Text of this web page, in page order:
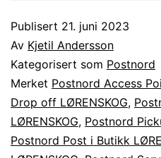
Publisert 21. juni 2023
Av Kjetil Andersson
Kategorisert som Postnord
Merket Postnord Access
Drop off LØRENSKOG,
LØRENSKOG, Postnord
Postnord Post i Butikk